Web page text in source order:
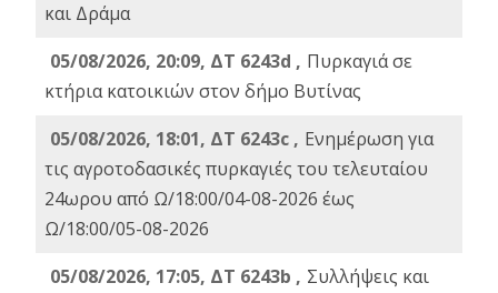
και Δράμα
05/08/2026, 20:09, ΔΤ 6243d , Πυρκαγιά σε
κτήρια κατοικιών στον δήμο Βυτίνας
05/08/2026, 18:01, ΔΤ 6243c , Ενημέρωση για
τις αγροτοδασικές πυρκαγιές του τελευταίου
24ωρου από Ω/18:00/04-08-2026 έως
Ω/18:00/05-08-2026
05/08/2026, 17:05, ΔΤ 6243b , Συλλήψεις και